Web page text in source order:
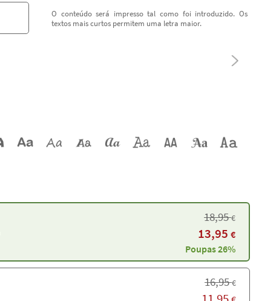
O conteúdo será impresso tal como foi introduzido. Os
textos mais curtos permitem uma letra maior.
18,95€
13,95 €
Poupas 26%
16,95€